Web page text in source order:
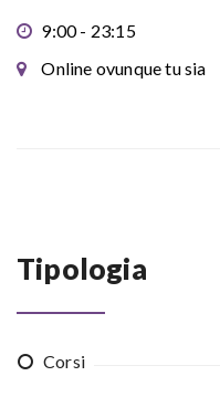
9:00 - 23:15
Online ovunque tu sia
Tipologia
Corsi